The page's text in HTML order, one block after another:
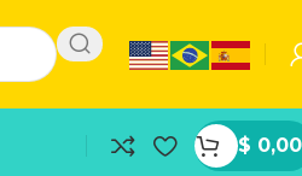
$ 0,00